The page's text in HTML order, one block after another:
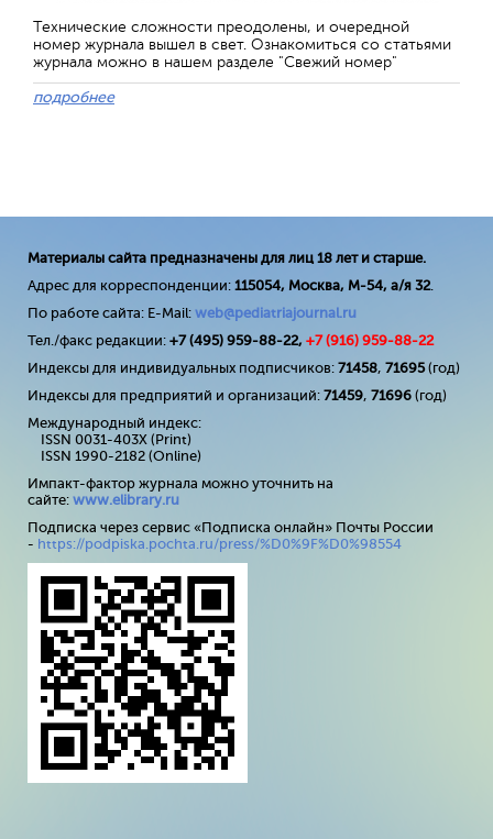
Технические сложности преодолены, и очередной
номер журнала вышел в свет. Ознакомиться со статьями
журнала можно в нашем разделе "Свежий номер"
подробнее
Материалы сайта предназначены для лиц 18 лет и старше.
Адрес для корреспонденции: 115054, Москва, М-54, а/я 32.
По работе сайта: E-Mail: web@pediatriajournal.ru
Тел./факс редакции: +7 (495) 959-88-22, +7 (916) 959-88-22
Индексы для индивидуальных подписчиков: 71458, 71695(год)
Индексы для предприятий и организаций: 71459, 71696 (год)
Международный индекс:
ISSN 0031-403X (Print)
ISSN 1990-2182 (Online)
Импакт-фактор журнала можно уточнить на
сайте: www.elibrary.ru
Подписка через сервис «Подписка онлайн» Почты России
- https://podpiska.pochta.ru/press/%D0%9F%D0%98554